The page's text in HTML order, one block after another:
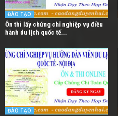
ĐÀO TẠO
Ôn thi lấy chứng chỉ nghiệp vụ điều
hành du lịch quốc tế...
ĐÀO TẠO